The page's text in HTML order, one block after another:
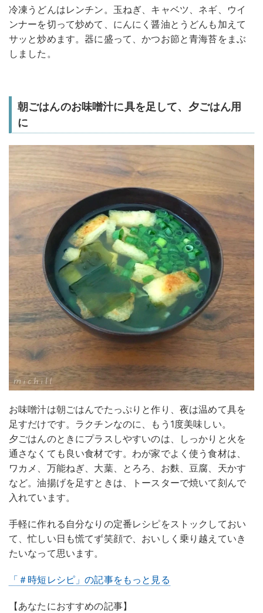
冷凍うどんはレンチン。玉ねぎ、キャベツ、ネギ、ウイ
ンナーを切って炒めて、にんにく醤油とうどんも加えて
サッと炒めます。器に盛って、かつお節と青海苔をまぶ
しました。
朝ごはんのお味噌汁に具を足して、夕ごはん用
に
お味噌汁は朝ごはんでたっぷりと作り、夜は温めて具を
足すだけです。ラクチンなのに、もう1度美味しい。
夕ごはんのときにプラスしやすいのは、しっかりと火を
通さなくても良い食材です。わが家でよく使う食材は、
ワカメ、万能ねぎ、大葉、とろろ、お麩、豆腐、天かす
など。油揚げを足すときは、トースターで焼いて刻んで
入れています。
手軽に作れる自分なりの定番レシピをストックしておい
て、忙しい日も慌てず笑顔で、おいしく乗り越えていき
たいなって思います。
「＃時短レシピ」の記事をもっと見る
【あなたにおすすめの記事】